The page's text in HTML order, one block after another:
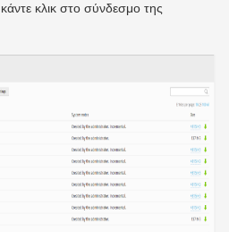
κλικ στο σύνδεσμο της